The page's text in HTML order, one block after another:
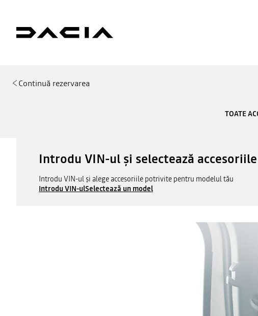
Continuă rezervarea
TOATE
Introdu VIN-ul și selectează accesoriile
Introdu VIN-ul și alege accesoriile potrivite pentru modelul tău
Introdu VIN-ulSelectează un model